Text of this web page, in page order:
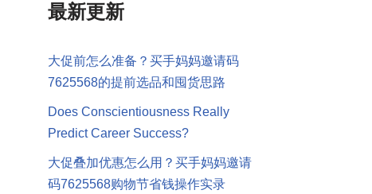
最新更新
大促前怎么准备？买手妈妈邀请码
7625568的提前选品和囤货思路
Does Conscientiousness Really
Predict Career Success?
大促叠加优惠怎么用？买手妈妈邀请
码7625568购物节省钱操作实录